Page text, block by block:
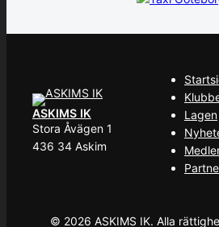
ASKIMS IK
Stora Åvägen 1
436 34 Askim
Lagen
© 2026 ASKIMS IK. Alla